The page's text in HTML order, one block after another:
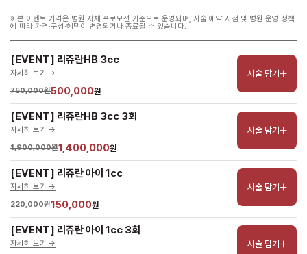
※ 본 이벤트 가격은 병원 자체 프로모션 기준으로 운영되며, 시술 예약 시점 및 병원 운영 정책
에 따라 가격·구성·혜택이 변경되거나 종료될 수 있습니다.
[EVENT] 리쥬란HB 3cc
자세히 보기 ->
750,000원500,000원
시술 담기
[EVENT] 리쥬란HB 3cc 3회
자세히 보기 ->
1,900,000원1,400,000원
시술 담기
[EVENT] 리쥬란 아이 1cc
자세히 보기 ->
220,000원150,000원
시술 담기
[EVENT] 리쥬란 아이 1cc 3회
자세히 보기 -> 시술 담기